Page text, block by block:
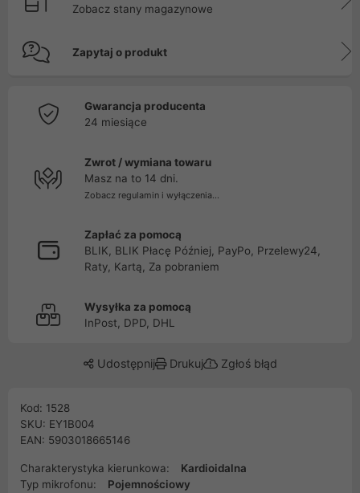
Zobacz stany magazynowe
Zapytaj o produkt
Gwarancja producenta
24 miesiące
Zwrot / wymiana towaru
Masz na to 14 dni.
Zobacz regulamin i wyłączenia...
Zapłać za pomocą
BLIK, BLIK Płacę Później, PayPo, Przelewy24,
Raty, Kartą, Za pobraniem
Wysyłka za pomocą
InPost, DPD, DHL
Udostępnij Drukuj Zgłoś błąd
Kod: 1528
SKU: EY1B004
EAN: 5903018665146
Charakterystyka kierunkowa:
Kardioidalna
Typ mikrofonu:
Pojemnościowy